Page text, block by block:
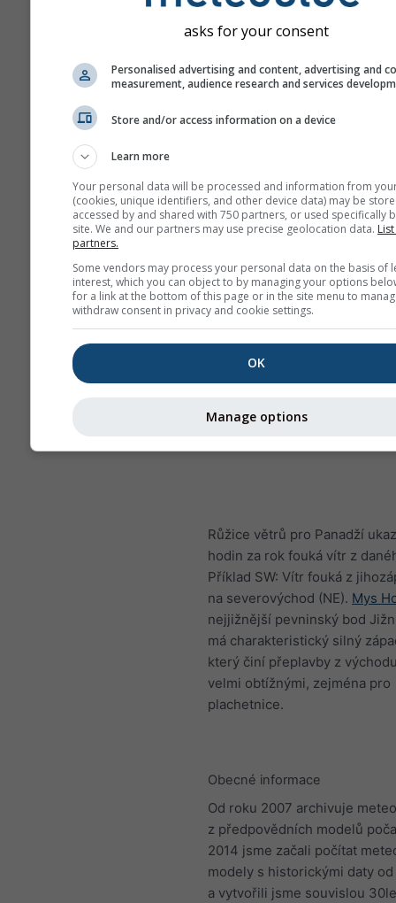
Růžice větrů pro Panadží
hodin za rok fouká vítr z
Příklad SW: Vítr fouká z
na severovýchod (NE). Mys
nejjižnější pevninský bod
má charakteristický silný
který činí přeplavby z
velmi obtížnými, zejména pro
plachetnice.
Obecné informace
Od roku 2007 archivuje
z předpovědních modelů
2014 jsme začali počítat
modely s historickými daty
a vytvořili jsme souvislou
asks for your consent
Personalised advertising and content, advertising and
measurement, audience research and services
Store and/or access information on a device
Learn more
Your personal data will be processed and information from
(cookies, unique identifiers, and other device data) may be
accessed by and shared with 750 partners, or used specifically
site. We and our partners may use precise geolocation data.
partners.
Some vendors may process your personal data on the basis of
interest, which you can object to by managing your options
for a link at the bottom of this page or in the site menu to
withdraw consent in privacy and cookie settings.
OK
Manage options